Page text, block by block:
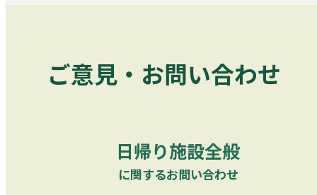
ご意見・お問い合わせ
日帰り施設全般
に関するお問い合わせ